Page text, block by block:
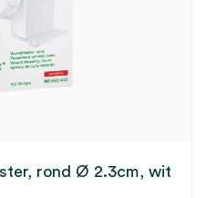
rond Ø 2.3cm, wit